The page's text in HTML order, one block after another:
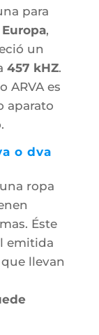
para
,
un
457 kHZ.
ARVA es
aparato
o dva
ropa
Éste
emitida
llevan